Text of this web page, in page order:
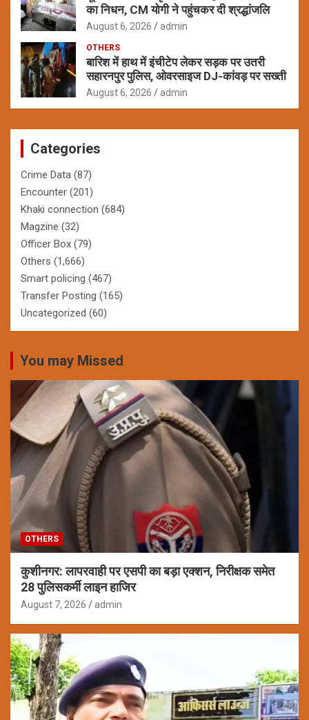
का निधन, CM योगी ने पहुंचकर दी श्रद्धांजलि
August 6, 2026 admin
OTHERS
बारिश में हाथ में इंचीटेप लेकर सड़क पर उतरी
सहारनपुर पुलिस, ओवरसाइज DJ-कांवड़ पर सख्ती
August 6, 2026 admin
Categories
Crime Data (87)
Encounter (201)
Khaki connection (684)
Magzine (32)
Officer Box (79)
Others (1,666)
Smart policing (467)
Transfer Posting (165)
Uncategorized (60)
You may Missed
OTHERS
कुशीनगर: लापरवाही पर एसपी का बड़ा एक्शन, निरीक्षक समेत
28 पुलिसकर्मी लाइन हाजिर
August 7, 2026 admin